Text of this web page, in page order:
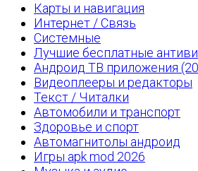
Карты и навигация
Интернет / Связь
Системные
Лучшие бесплатные
Андроид ТВ приложения
Видеоплееры и редакторы
Текст / Читалки
Автомобили и транспорт
Здоровье и спорт
Автомагнитолы андроид
Игры apk mod 2026